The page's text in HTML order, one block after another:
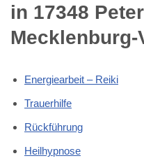
in 17348
Mecklenburg-
Energiearbeit – Reiki
Trauerhilfe
Rückführung
Heilhypnose